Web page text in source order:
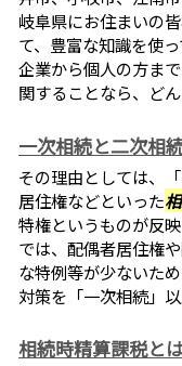
岐阜県にお住まいの皆
て、豊富な知識を使
企業から個人の方ま
関することなら、ど
一次相続と二次相
その理由としては、
居住権などといった
特権というものが反
では、配偶者居住権
な特例等が少ないた
対策を「一次相続」
相続時精算課税と